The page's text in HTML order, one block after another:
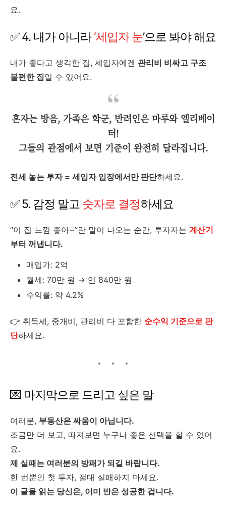
요.
✅ 4. 내가 아니라‘세입자 눈’으로 봐야 해요
내가 좋다고 생각한 집, 세입자에겐 관리비 비싸고 구조
불편한 집일 수 있어요.
혼자는 방음, 가족은 학군, 반려인은 마루와 엘리베이
터!
그들의 관점에서 보면 기준이 완전히 달라집니다.
전세 놓는 투자 = 세입자 입장에서만 판단하세요.
✅ 5. 감정 말고 숫자로 결정하세요
“이 집 느낌 좋아~”란 말이 나오는 순간, 투자자는 계산기
부터 꺼냅니다.
매입가: 2억
월세: 70만 원 → 연 840만 원
수익률: 약 4.2%
👉 취득세, 중개비, 관리비 다 포함한 순수익 기준으로 판
단하세요.
💌 마지막으로 드리고 싶은 말
여러분, 부동산은 싸움이 아닙니다.
조금만 더 보고, 따져보면 누구나 좋은 선택을 할 수 있어
요.
제 실패는 여러분의 방패가 되길 바랍니다.
한 번뿐인 첫 투자, 절대 실패하지 마세요.
이 글을 읽는 당신은, 이미 반은 성공한 겁니다.